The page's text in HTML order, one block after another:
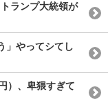
ランプ大統領が
」やってシてし
）、卑猥すぎて